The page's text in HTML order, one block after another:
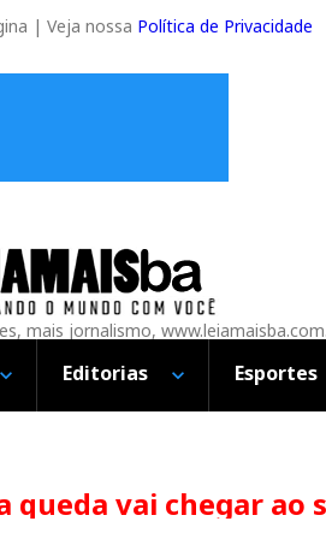
| Veja nossa Política de Privacidade
mais jornalismo,
Editorias Esportes
queda vai chegar ao